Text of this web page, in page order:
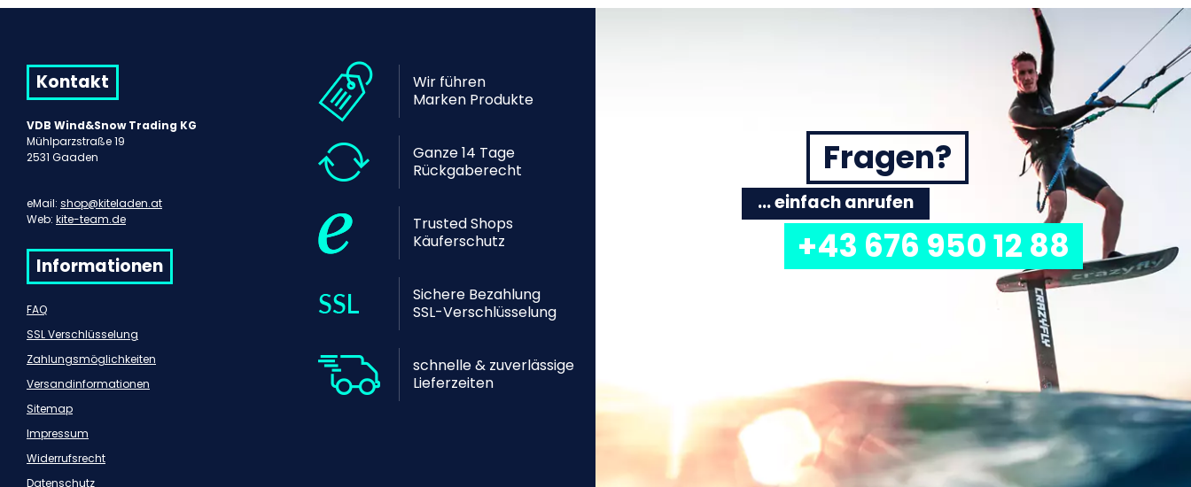
Kontakt
VDB Wind&Snow Trading KG
Mühlparzstraße 19
2531 Gaaden
eMail: shop@kiteladen.at
Web: kite-team.de
Informationen
FAQ
SSL Verschlüsselung
Zahlungsmöglichkeiten
Versandinformationen
Sitemap
Impressum
Widerrufsrecht
Datenschutz
Wir führen
Marken Produkte
Ganze 14 Tage
Rückgaberecht
Trusted Shops
Käuferschutz
Sichere Bezahlung
SSL-Verschlüsselung
schnelle & zuverlässige
Lieferzeiten
Fragen?
... einfach anrufen
+43 676 950 12 88